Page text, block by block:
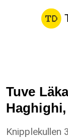
Tuve
Knipplekullen